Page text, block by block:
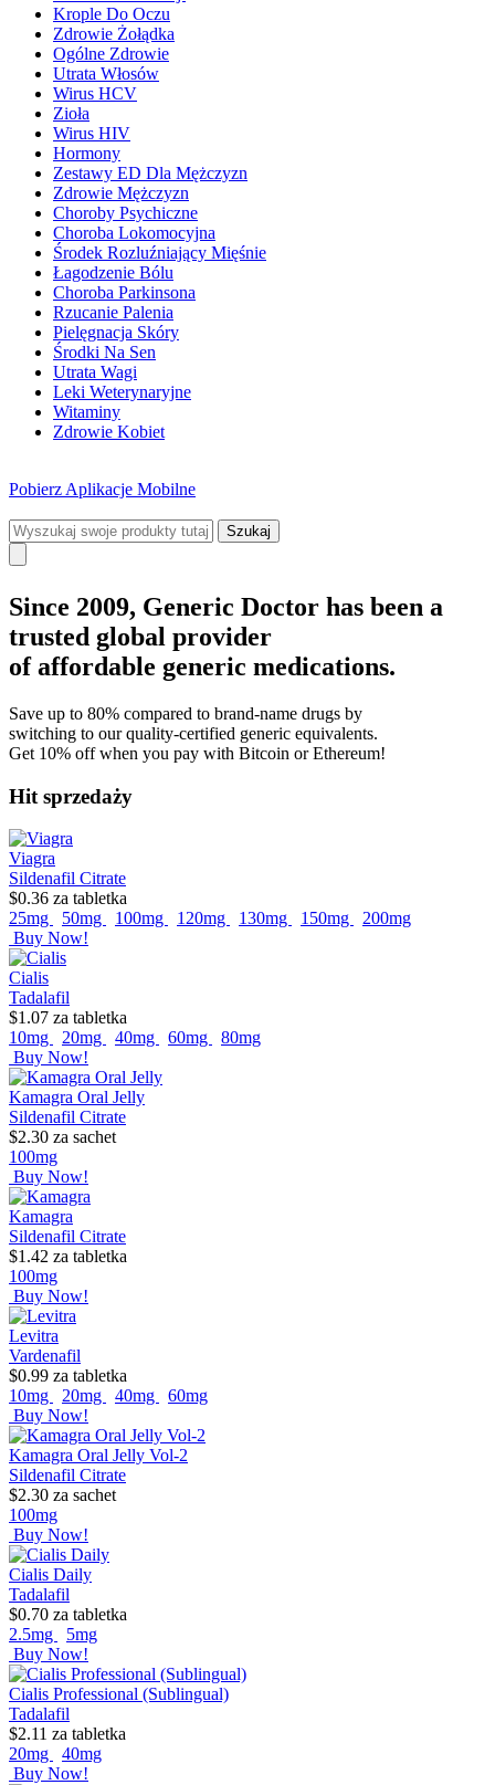
Krople Do Oczu
Zdrowie Żołądka
Ogólne Zdrowie
Utrata Włosów
Wirus HCV
Zioła
Wirus HIV
Hormony
Zestawy ED Dla Mężczyzn
Zdrowie Mężczyzn
Choroby Psychiczne
Choroba Lokomocyjna
Środek Rozluźniający Mięśnie
Łagodzenie Bólu
Choroba Parkinsona
Rzucanie Palenia
Pielęgnacja Skóry
Środki Na Sen
Utrata Wagi
Leki Weterynaryjne
Witaminy
Zdrowie Kobiet
Pobierz Aplikacje Mobilne
Szukaj
Since 2009, Generic Doctor has been a
trusted global provider
of affordable generic medications.
Save up to 80% compared to brand-name drugs by
switching to our quality-certified generic equivalents.
Get 10% off when you pay with Bitcoin or Ethereum!
Hit sprzedaży
Viagra
Sildenafil Citrate
$0.36 za tabletka
25mg
50mg 100mg 120mg 130mg 150mg
200mg
Buy Now!
Cialis
Tadalafil
$1.07 za tabletka
10mg
20mg 40mg 60mg
80mg
Buy Now!
Kamagra Oral Jelly
Sildenafil Citrate
$2.30 za sachet
100mg
Buy Now!
Kamagra
Sildenafil Citrate
$1.42 za tabletka
100mg
Buy Now!
Levitra
Vardenafil
$0.99 za tabletka
10mg
20mg 40mg
60mg
Buy Now!
Kamagra Oral Jelly Vol-2
Sildenafil Citrate
$2.30 za sachet
100mg
Buy Now!
Cialis Daily
Tadalafil
$0.70 za tabletka
2.5mg
5mg
Buy Now!
Cialis Professional (Sublingual)
Tadalafil
$2.11 za tabletka
20mg
40mg
Buy Now!